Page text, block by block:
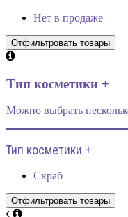
Нет в продаже
Тип косметики +
Можно выбрать
Тип косметики +
Скраб